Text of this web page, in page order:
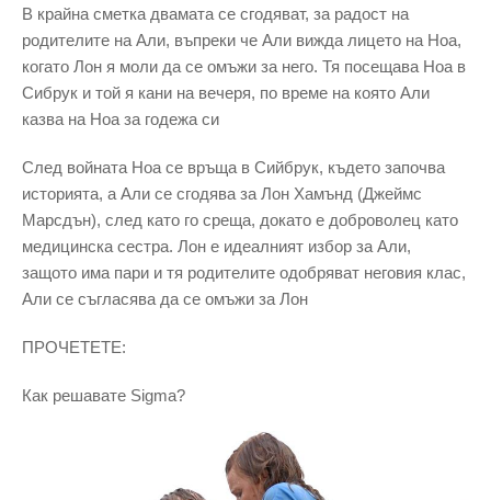
В крайна сметка двамата се сгодяват, за радост на
родителите на Али, въпреки че Али вижда лицето на Ноа,
когато Лон я моли да се омъжи за него. Тя посещава Ноа в
Сибрук и той я кани на вечеря, по време на която Али
казва на Ноа за годежа си
След войната Ноа се връща в Сийбрук, където започва
историята, а Али се сгодява за Лон Хамънд (Джеймс
Марсдън), след като го среща, докато е доброволец като
медицинска сестра. Лон е идеалният избор за Али,
защото има пари и тя родителите одобряват неговия клас,
Али се съгласява да се омъжи за Лон
ПРОЧЕТЕТЕ:
Как решавате Sigma?